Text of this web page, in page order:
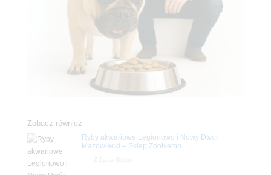
Zobacz również
Ryby akwariowe Legionowo i Nowy Dwór
Mazowiecki – Sklep ZooNemo